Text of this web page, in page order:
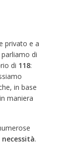
privato e a
di
di 118:
in base
maniera
necessità.